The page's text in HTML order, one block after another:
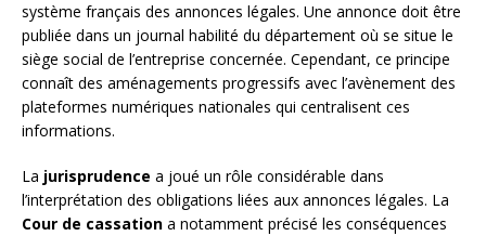
système français des annonces légales. Une annonce doit être
publiée dans un journal habilité du département où se situe le
siège social de l’entreprise concernée. Cependant, ce principe
connaît des aménagements progressifs avec l’avènement des
plateformes numériques nationales qui centralisent ces
informations.
La jurisprudence a joué un rôle considérable dans
l’interprétation des obligations liées aux annonces légales. La
Cour de cassation a notamment précisé les conséquences